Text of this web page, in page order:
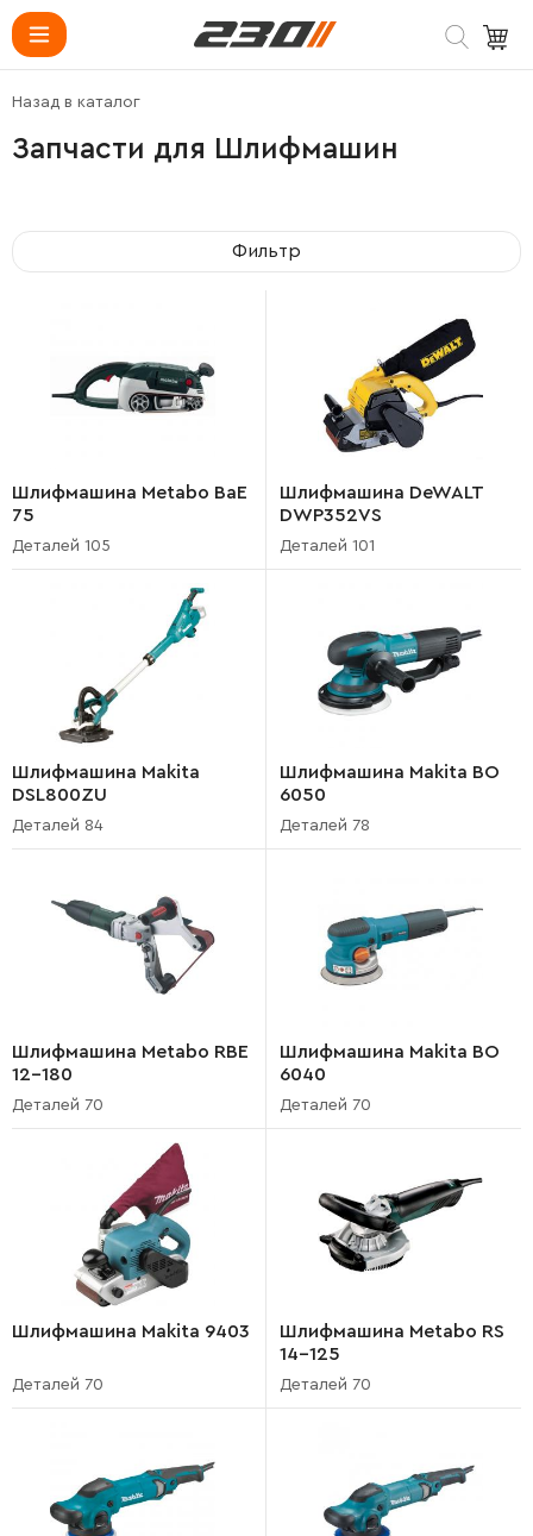
Запчасти для Шлифмашин
Назад в каталог
Фильтр
Шлифмашина Metabo BaE
75
Деталей 105
Шлифмашина DeWALT
DWP352VS
Деталей 101
Шлифмашина Makita
DSL800ZU
Деталей 84
Шлифмашина Makita BO
6050
Деталей 78
Шлифмашина Metabo RBE
12-180
Деталей 70
Шлифмашина Makita BO
6040
Деталей 70
Шлифмашина Makita 9403
Деталей 70
Шлифмашина Metabo RS
14-125
Деталей 70